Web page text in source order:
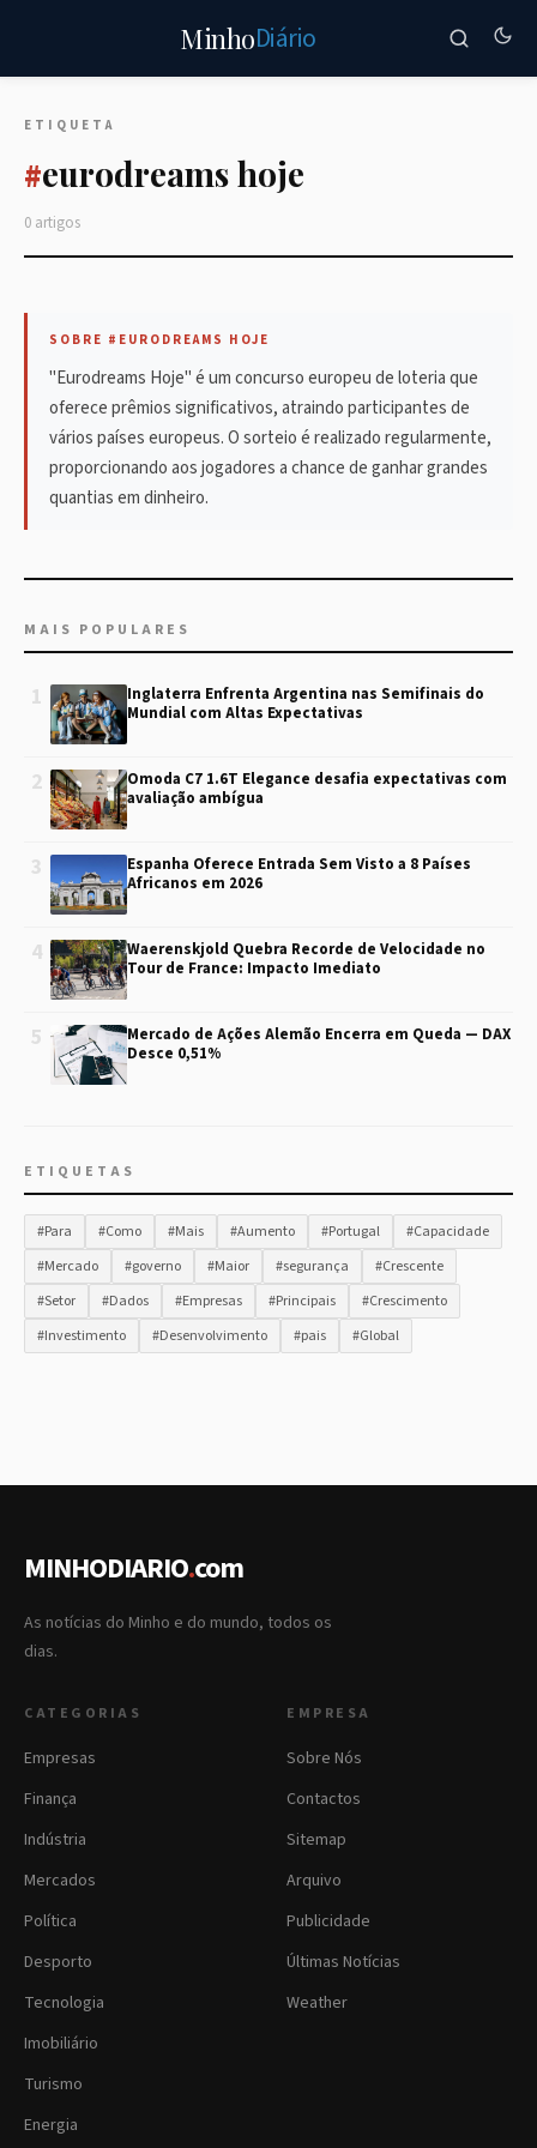
MinhoDiário
ETIQUETA
#eurodreams hoje
0 artigos
SOBRE #EURODREAMS HOJE
"Eurodreams Hoje" é um concurso europeu de loteria que
oferece prêmios significativos, atraindo participantes de
vários países europeus. O sorteio é realizado regularmente,
proporcionando aos jogadores a chance de ganhar grandes
quantias em dinheiro.
MAIS POPULARES
1
Inglaterra Enfrenta Argentina nas Semifinais do
Mundial com Altas Expectativas
2
Omoda C7 1.6T Elegance desafia expectativas com
avaliação ambígua
3
Espanha Oferece Entrada Sem Visto a 8 Países
Africanos em 2026
4
Waerenskjold Quebra Recorde de Velocidade no
Tour de France: Impacto Imediato
5
Mercado de Ações Alemão Encerra em Queda — DAX
Desce 0,51%
ETIQUETAS
#Para #Como #Mais #Aumento #Portugal
#Capacidade
#Mercado
#governo #Maior #segurança
#Crescente
#Setor
#Dados #Empresas #Principais
#Crescimento
#Investimento
#Desenvolvimento #pais #Global
MINHODIARIO.com
As notícias do Minho e do mundo, todos os
dias.
CATEGORIAS
Empresas
Finança
Indústria
Mercados
Política
Desporto
Tecnologia
Imobiliário
Turismo
Energia
EMPRESA
Sobre Nós
Contactos
Sitemap
Arquivo
Publicidade
Últimas Notícias
Weather